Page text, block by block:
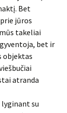
Bet
jūros
takeliai
bet ir
objektas
atranda
lyginant su